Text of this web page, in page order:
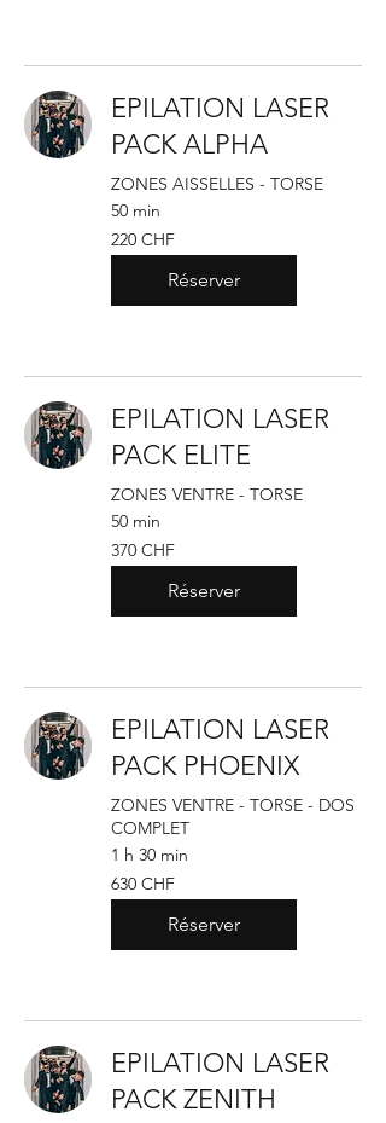
EPILATION LASER
PACK ALPHA
ZONES AISSELLES - TORSE
50 min
220
francs
suisses
220 CHF
Réserver
EPILATION LASER
PACK ELITE
ZONES VENTRE - TORSE
50 min
370
francs
suisses
370 CHF
Réserver
EPILATION LASER
PACK PHOENIX
ZONES VENTRE - TORSE - DOS
COMPLET
1 h 30 min
630
francs
suisses
630 CHF
Réserver
EPILATION LASER
PACK ZENITH